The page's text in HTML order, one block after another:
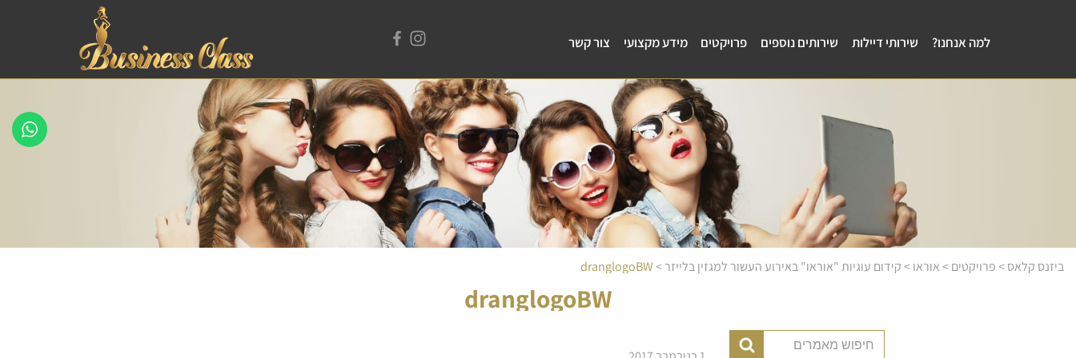
למה אנחנו? שירותי דיילות שירותים נוספים פרויקטים מידע מקצועי צור קשר
ביזנס קלאס>פרויקטים>אוראו>קידום עוגיות "אוראו" באירוע העשור למגזין בלייזר>
dranglogoBW
dranglogoBW